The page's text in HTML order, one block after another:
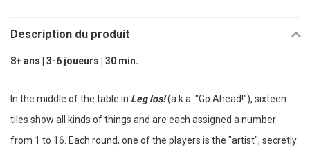
Description du produit
8+ ans | 3-6 joueurs | 30 min.
In the middle of the table in Leg los!(a.k.a. "Go Ahead!"), sixteen
tiles show all kinds of things and are each assigned a number
from 1 to 16. Each round, one of the players is the "artist", secretly